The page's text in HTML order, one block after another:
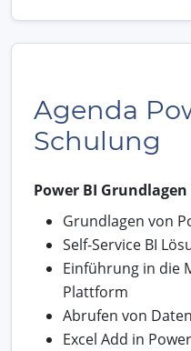
Agenda
Schulung
Power BI Grundlagen
Grundlagen von
Self-Service BI
Einführung in die
Plattform
Abrufen von
Excel Add in